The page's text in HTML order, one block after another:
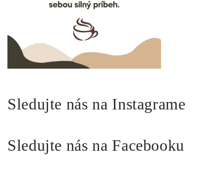
Sledujte nás na Instagrame
Sledujte nás na Facebooku